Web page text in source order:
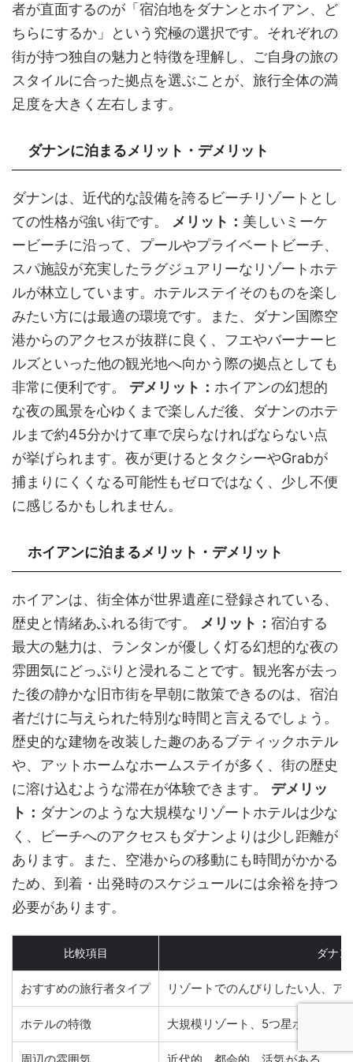
者が直面するのが「宿泊地をダナンとホイアン、ど
ちらにするか」という究極の選択です。それぞれの
街が持つ独自の魅力と特徴を理解し、ご自身の旅の
スタイルに合った拠点を選ぶことが、旅行全体の満
足度を大きく左右します。
ダナンに泊まるメリット・デメリット
ダナンは、近代的な設備を誇るビーチリゾートとし
ての性格が強い街です。 メリット： 美しいミーケ
ービーチに沿って、プールやプライベートビーチ、
スパ施設が充実したラグジュアリーなリゾートホテ
ルが林立しています。ホテルステイそのものを楽し
みたい方には最適の環境です。また、ダナン国際空
港からのアクセスが抜群に良く、フエやバーナーヒ
ルズといった他の観光地へ向かう際の拠点としても
非常に便利です。 デメリット： ホイアンの幻想的
な夜の風景を心ゆくまで楽しんだ後、ダナンのホテ
ルまで約45分かけて車で戻らなければならない点
が挙げられます。夜が更けるとタクシーやGrabが
捕まりにくくなる可能性もゼロではなく、少し不便
に感じるかもしれません。
ホイアンに泊まるメリット・デメリット
ホイアンは、街全体が世界遺産に登録されている、
歴史と情緒あふれる街です。 メリット： 宿泊する
最大の魅力は、ランタンが優しく灯る幻想的な夜の
雰囲気にどっぷりと浸れることです。観光客が去っ
た後の静かな旧市街を早朝に散策できるのは、宿泊
者だけに与えられた特別な時間と言えるでしょう。
歴史的な建物を改装した趣のあるブティックホテル
や、アットホームなホームステイが多く、街の歴史
に溶け込むような滞在が体験できます。 デメリッ
ト： ダナンのような大規模なリゾートホテルは少な
く、ビーチへのアクセスもダナンよりは少し距離が
あります。また、空港からの移動にも時間がかかる
ため、到着・出発時のスケジュールには余裕を持つ
必要があります。
比較項目 ダナン
おすすめの旅行者タイプ リゾートでのんびりしたい人、ア
ホテルの特徴 大規模リゾート、5つ星ホテル、